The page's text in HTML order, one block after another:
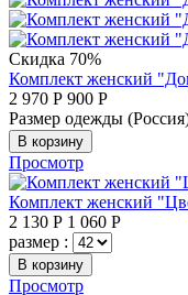
Скидка 70%
Комплект женский
2 970 Р 900 Р
Размер одежды
В корзину
Просмотр
Комплект женский
2 130 Р 1 060 Р
размер :
В корзину
Просмотр